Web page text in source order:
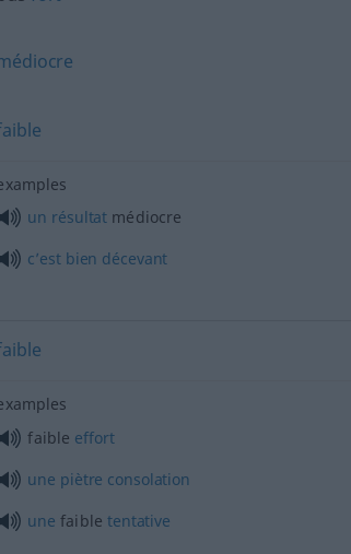
un résultat médiocre
c’est bien décevant
faible effort
une piètre consolation
une faibletentative